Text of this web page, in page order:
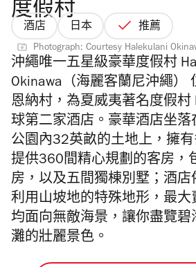
度假村
酒店 日本 推薦
Photograph: Courtesy Halekulani
沖繩唯一五星級豪華度假村
Okinawa（海麗客蘭尼沖繩）
恩納村，為夏威夷著名度假村
球第二家酒店。豪華酒店坐落
公園內32英畝的土地上，擁有
提供360間精心規劃的客房，
房，以及五間獨棟別墅；酒店
利用山坡地的特殊地形，最大
均面向無敵海景，讓你盡覽碧
灘的壯麗景色。